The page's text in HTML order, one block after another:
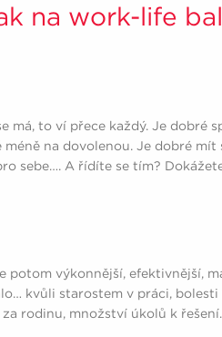
na work-life
má, to ví přece každý. Je dobré
na dovolenou. Je dobré
sebe…. A řídíte se tím?
potom výkonnější, efektivnější,
kvůli starostem v práci,
rodinu, množství úkolů k